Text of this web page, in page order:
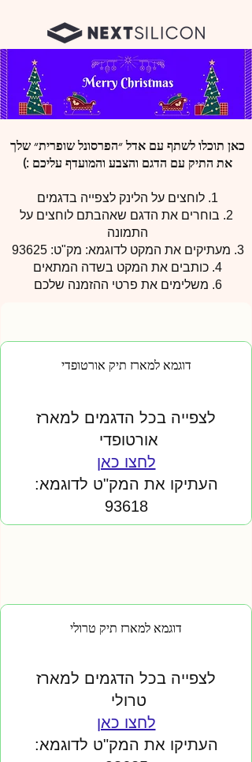
כאן תוכלו לשתף עם אדל ״הפרסונל שופרית״ שלך
את התיק עם הדגם והצבע והמועדף עליכם :)
1. לוחצים על הלינק לצפייה בדגמים
2. בוחרים את הדגם שאהבתם לוחצים על
התמונה
3. מעתיקים את המקט לדוגמא: מק"ט: 93625
4. כותבים את המקט בשדה המתאים
6. משלימים את פרטי ההזמנה שלכם
דוגמא למארז תיק אורטופדי
לצפייה בכל הדגמים למארז
אורטופדי
לחצו כאן
העתיקו את המק"ט לדוגמא:
93618
דוגמא למארז תיק טרולי
לצפייה בכל הדגמים למארז
טרולי
לחצו כאן
העתיקו את המק"ט לדוגמא: